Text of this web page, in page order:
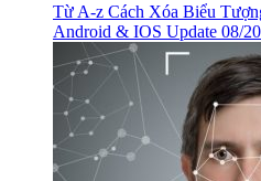
Từ A-z Cách Xóa Biểu
Android & IOS Update 08/